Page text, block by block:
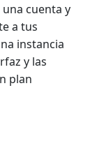
cuenta y
a tus
instancia
y las
plan